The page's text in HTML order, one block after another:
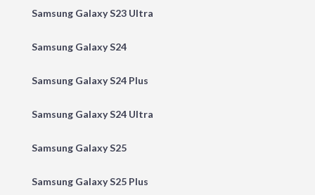
Samsung Galaxy S23 Ultra
Samsung Galaxy S24
Samsung Galaxy S24 Plus
Samsung Galaxy S24 Ultra
Samsung Galaxy S25
Samsung Galaxy S25 Plus